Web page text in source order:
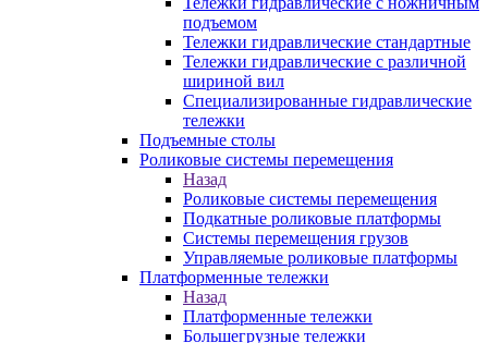
подъемом
Тележки гидравлические стандартные
Тележки гидравлические с различной
шириной вил
Специализированные гидравлические
тележки
Подъемные столы
Роликовые системы перемещения
Назад
Роликовые системы перемещения
Подкатные роликовые платформы
Системы перемещения грузов
Управляемые роликовые платформы
Платформенные тележки
Назад
Платформенные тележки
Большегрузные тележки